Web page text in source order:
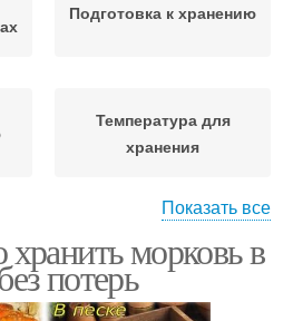
Подготовка к хранению
Температура для
хранения
Тара для хранения
Показать все
морковь в
потерь